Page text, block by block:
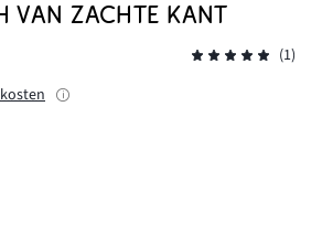
VAN ZACHTE KANT
(1)